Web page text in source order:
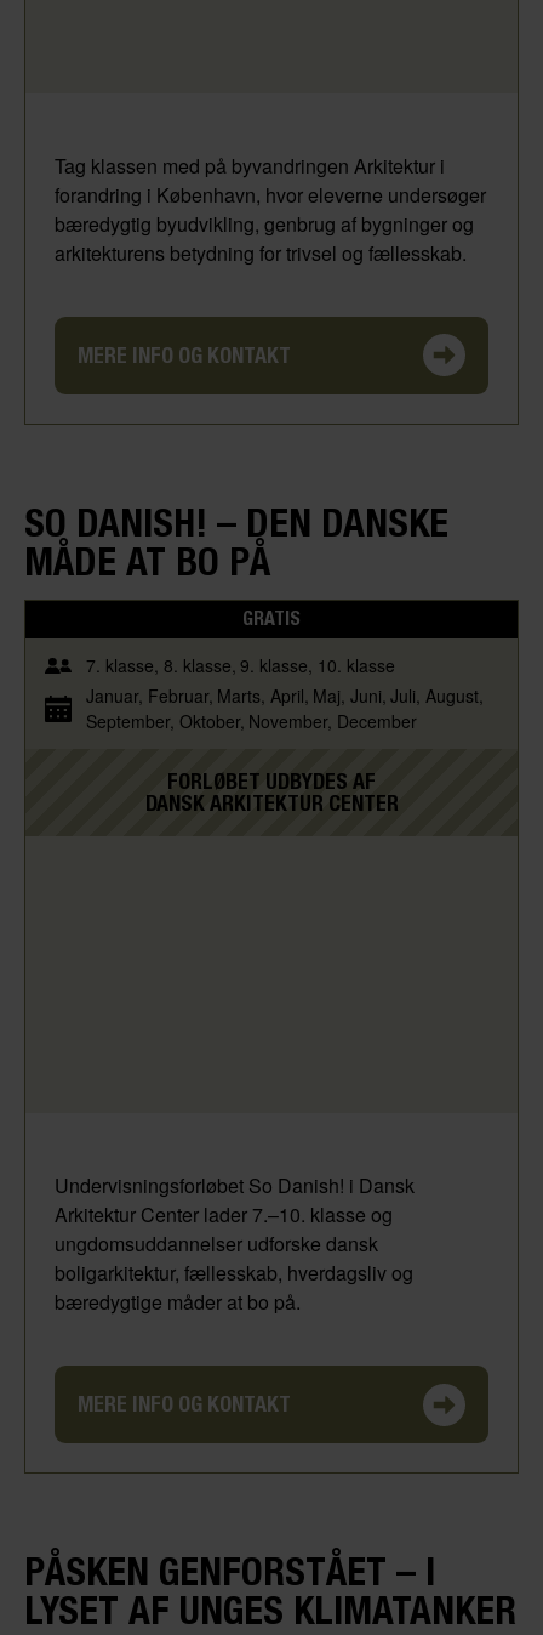
Tag klassen med på byvandringen Arkitektur i
forandring i København, hvor eleverne undersøger
bæredygtig byudvikling, genbrug af bygninger og
arkitekturens betydning for trivsel og fællesskab.
MERE INFO OG KONTAKT
SO DANISH! – DEN DANSKE
MÅDE AT BO PÅ
GRATIS
7. klasse 8. klasse 9. klasse 10. klasse
Januar Februar Marts April Maj Juni Juli August
September Oktober November December
FORLØBET UDBYDES AF
DANSK ARKITEKTUR CENTER
Undervisningsforløbet So Danish! i Dansk
Arkitektur Center lader 7.–10. klasse og
ungdomsuddannelser udforske dansk
boligarkitektur, fællesskab, hverdagsliv og
bæredygtige måder at bo på.
MERE INFO OG KONTAKT
PÅSKEN GENFORSTÅET – I
LYSET AF UNGES KLIMATANKER